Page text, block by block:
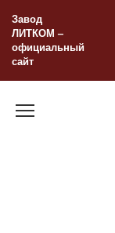
содержанию
Завод
ЛИТКОМ –
официальный
сайт